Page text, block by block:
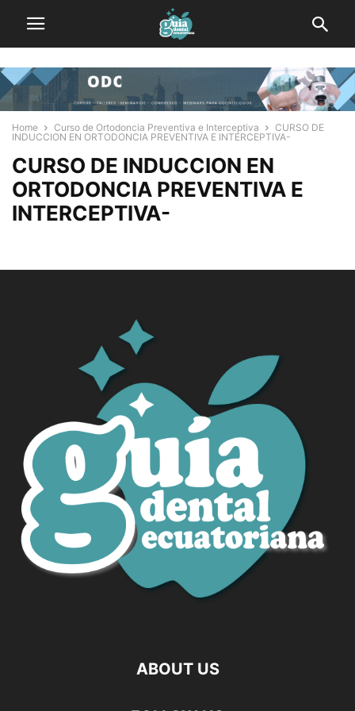
Home Curso de Ortodoncia Preventiva e Interceptiva
CURSO DE
INDUCCION EN ORTODONCIA PREVENTIVA E INTERCEPTIVA-
CURSO DE INDUCCION EN
ORTODONCIA PREVENTIVA E
INTERCEPTIVA-
ABOUT US